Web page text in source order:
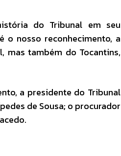
do Tribunal em seu
o nosso reconhecimento, a
mas também do Tocantins,
a presidente do Tribunal
de Sousa; o procurador